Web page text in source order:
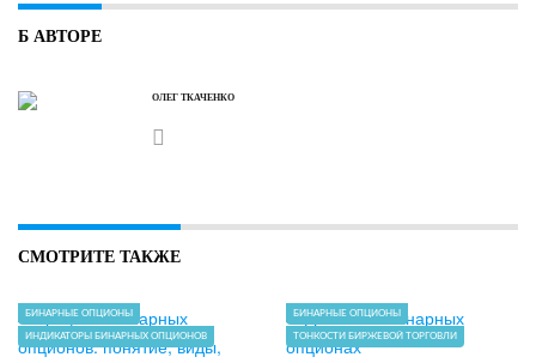
Б АВТОРЕ
ОЛЕГ ТКАЧЕНКО
СМОТРИТЕ ТАКЖЕ
БИНАРНЫЕ ОПЦИОНЫ
ИНДИКАТОРЫ БИНАРНЫХ ОПЦИОНОВ
БИНАРНЫЕ ОПЦИОНЫ
ТОНКОСТИ БИРЖЕВОЙ ТОРГОВЛИ